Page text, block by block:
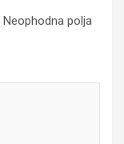
Neophodna polja